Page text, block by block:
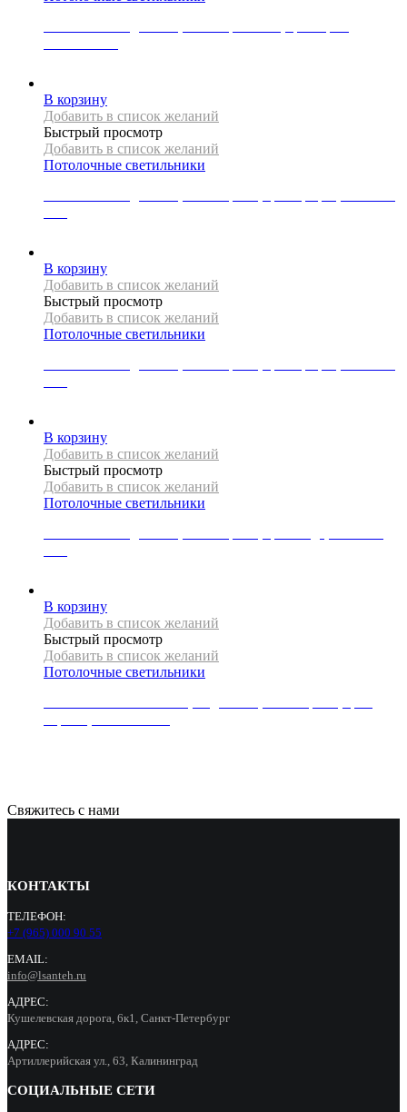
В корзину
Добавить в список желаний
Быстрый просмотр
Добавить в список желаний
Потолочные светильники
В корзину
Добавить в список желаний
Быстрый просмотр
Добавить в список желаний
Потолочные светильники
В корзину
Добавить в список желаний
Быстрый просмотр
Добавить в список желаний
Потолочные светильники
В корзину
Добавить в список желаний
Быстрый просмотр
Добавить в список желаний
Потолочные светильники
Свяжитесь с нами
КОНТАКТЫ
ТЕЛЕФОН:
+7 (965) 000 90 55
EMAIL:
info@lsanteh.ru
АДРЕС:
Кушелевская дорога, 6к1, Санкт-Петербург
АДРЕС:
Артиллерийская ул., 63, Калининград
СОЦИАЛЬНЫЕ СЕТИ